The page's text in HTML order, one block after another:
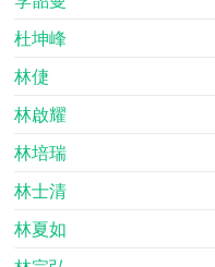
杜坤峰
林倢
林啟耀
林培瑞
林士清
林夏如